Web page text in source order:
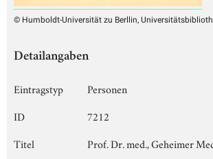
© Humboldt-Universität zu Berllin,
Detailangaben
Eintragstyp
Personen
ID
7212
Titel
Prof. Dr. med., Geheimer